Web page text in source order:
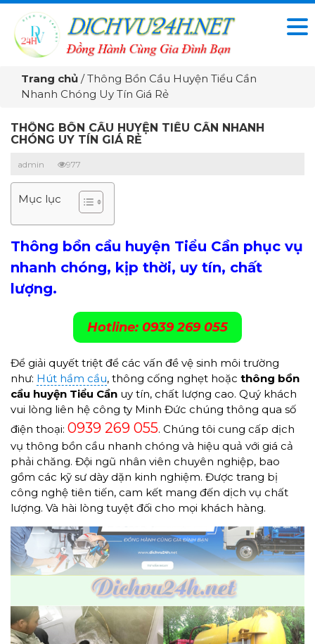
Trang chủ /Thông Bồn Cầu Huyện Tiểu Cần
Nhanh Chóng Uy Tín Giá Rẻ
THÔNG BỒN CẦU HUYỆN TIỂU CẦN NHANH
CHÓNG UY TÍN GIÁ RẺ
admin 977
Mục lục
Thông bồn cầu huyện Tiểu Cần phục vụ
nhanh chóng, kịp thời, uy tín, chất
lượng.
Hotline: 0939 269 055
Để giải quyết triệt để các vấn đề vệ sinh môi trường
như: Hút hầm cầu, thông cống nghẹt hoặc thông bồn
cầu huyện Tiểu Cần uy tín, chất lượng cao. Quý khách
vui lòng liên hệ công ty Minh Đức chúng thông qua số
điện thoại: 0939 269 055. Chúng tôi cung cấp dịch
vụ thông bồn cầu nhanh chóng và hiệu quả với giá cả
phải chăng. Đội ngũ nhân viên chuyên nghiệp, bao
gồm các kỹ sư dày dặn kinh nghiệm. Được trang bị
công nghệ tiên tiến, cam kết mang đến dịch vụ chất
lượng. Và hài lòng tuyệt đối cho mọi khách hàng.